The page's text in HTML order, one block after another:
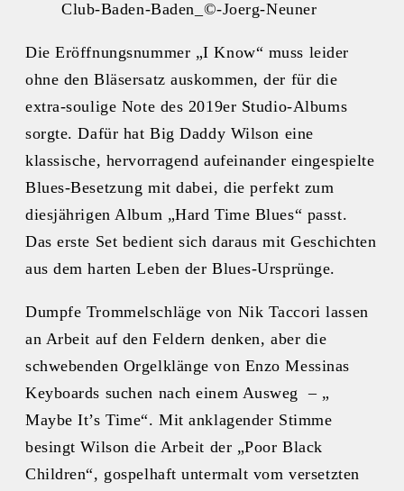
Club-Baden-Baden_©-Joerg-Neuner
Die Eröffnungsnummer „I Know“ muss leider
ohne den Bläsersatz auskommen, der für die
extra-soulige Note des 2019er Studio-Albums
sorgte. Dafür hat Big Daddy Wilson eine
klassische, hervorragend aufeinander eingespielte
Blues-Besetzung mit dabei, die perfekt zum
diesjährigen Album „Hard Time Blues“ passt.
Das erste Set bedient sich daraus mit Geschichten
aus dem harten Leben der Blues-Ursprünge.
Dumpfe Trommelschläge von Nik Taccori lassen
an Arbeit auf den Feldern denken, aber die
schwebenden Orgelklänge von Enzo Messinas
Keyboards suchen nach einem Ausweg – „
Maybe It’s Time“. Mit anklagender Stimme
besingt Wilson die Arbeit der „Poor Black
Children“, gospelhaft untermalt vom versetzten